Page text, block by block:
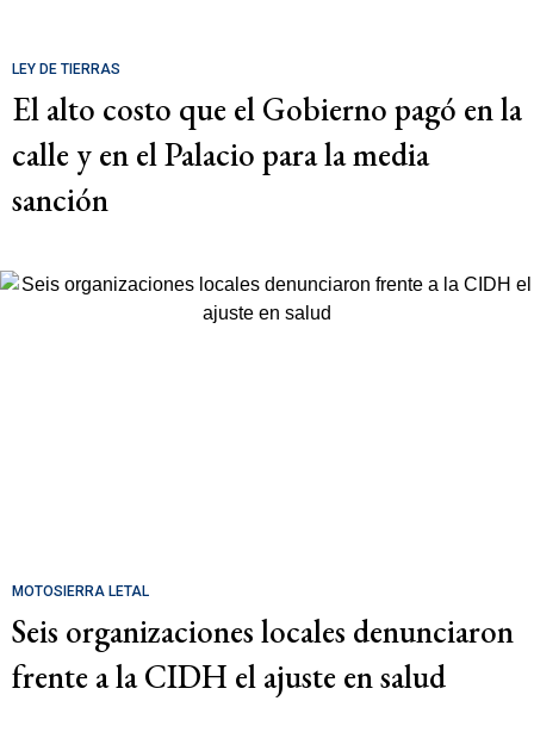
LEY DE TIERRAS
El alto costo que el Gobierno pagó en la
calle y en el Palacio para la media
sanción
MOTOSIERRA LETAL
Seis organizaciones locales denunciaron
frente a la CIDH el ajuste en salud